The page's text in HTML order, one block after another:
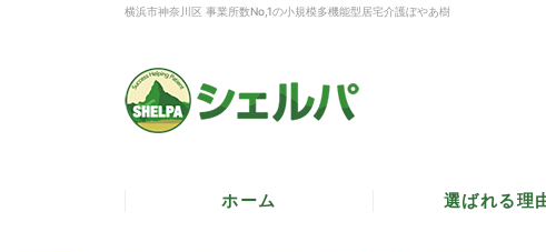
横浜市神奈川区 事業所数No,1の小規模多機能型居宅介護ぼやあ樹
ホーム 選ばれる理